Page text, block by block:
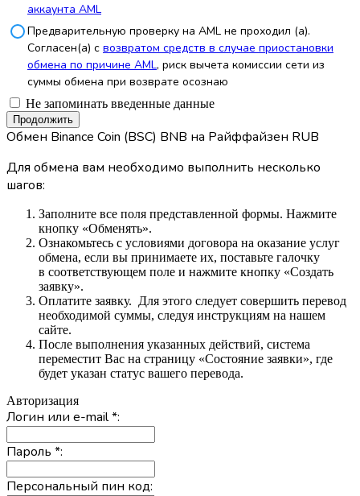
аккаунта AML
Предварительную проверку на AML не проходил (а).
Согласен(а) с возвратом средств в случае приостановки
обмена по причине AML, риск вычета комиссии сети из
суммы обмена при возврате осознаю
Не запоминать введенные данные
Обмен Binance Coin (BSC) BNB на Райффайзен RUB
Для обмена вам необходимо выполнить несколько
шагов:
Заполните все поля представленной формы. Нажмите
кнопку «Обменять».
Ознакомьтесь с условиями договора на оказание услуг
обмена, если вы принимаете их, поставьте галочку
в соответствующем поле и нажмите кнопку «Создать
заявку».
Оплатите заявку. Для этого следует совершить перевод
необходимой суммы, следуя инструкциям на нашем
сайте.
После выполнения указанных действий, система
переместит Вас на страницу «Состояние заявки», где
будет указан статус вашего перевода.
Авторизация
Логин или e-mail*:
Пароль *:
Персональный пин код: